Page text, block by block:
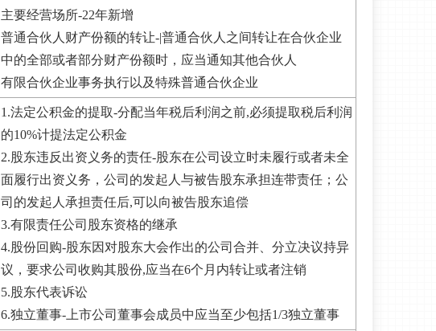
主要经营场所-22年新增
普通合伙人财产份额的转让-|普通合伙人之间转让在合伙企业
中的全部或者部分财产份额时，应当通知其他合伙人
有限合伙企业事务执行以及特殊普通合伙企业
1.法定公积金的提取-分配当年税后利润之前,必须提取税后利润
的10%计提法定公积金
2.股东违反出资义务的责任-股东在公司设立时未履行或者未全
面履行出资义务，公司的发起人与被告股东承担连带责任；公
司的发起人承担责任后,可以向被告股东追偿
3.有限责任公司股东资格的继承
4.股份回购-股东因对股东大会作出的公司合并、分立决议持异
议，要求公司收购其股份,应当在6个月内转让或者注销
5.股东代表诉讼
6.独立董事-上市公司董事会成员中应当至少包括1/3独立董事